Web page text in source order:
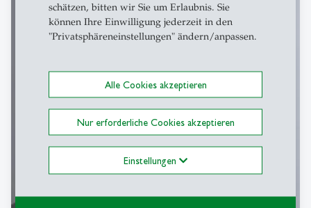
schätzen, bitten wir Sie um Erlaubnis. Sie
können Ihre Einwilligung jederzeit in den
"Privatsphäreneinstellungen" ändern/anpassen.
Alle Cookies akzeptieren
Nur erforderliche Cookies akzeptieren
Einstellungen